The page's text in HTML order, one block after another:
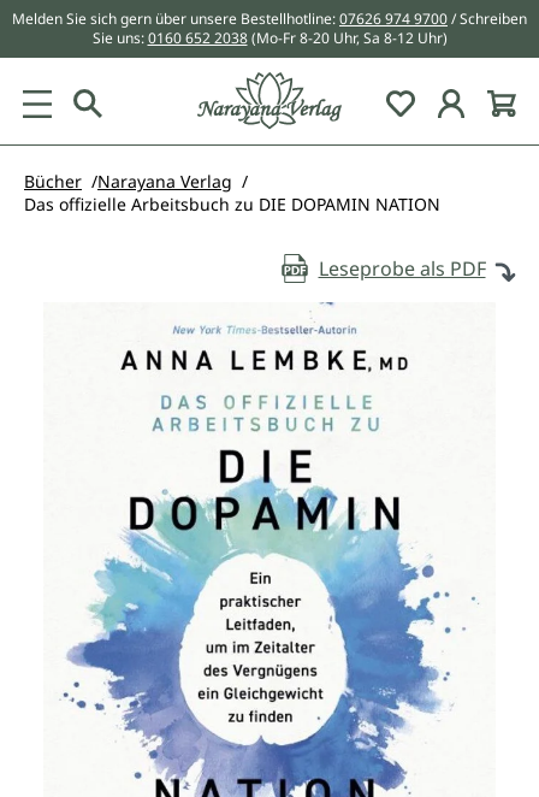
springen
Melden Sie sich gern über unsere Bestellhotline:07626 974 9700/ Schreiben
Sie uns:0160 652 2038 (Mo-Fr 8-20 Uhr, Sa 8-12 Uhr)
Du hast 0
Bücher
Narayana Verlag
Das offizielle Arbeitsbuch zu DIE DOPAMIN NATION
Leseprobe als PDF